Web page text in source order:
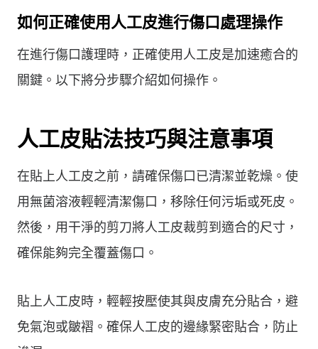
如何正確使用人工皮進行傷口處理操作
在進行傷口護理時，正確使用人工皮是加速癒合的
關鍵。以下將分步驟介紹如何操作。
人工皮貼法技巧與注意事項
在貼上人工皮之前，請確保傷口已清潔並乾燥。使
用無菌溶液輕輕清潔傷口，移除任何污垢或死皮。
然後，用干淨的剪刀將人工皮裁剪到適合的尺寸，
確保能夠完全覆蓋傷口。
貼上人工皮時，輕輕按壓使其與皮膚充分貼合，避
免氣泡或皺褶。確保人工皮的邊緣緊密貼合，防止